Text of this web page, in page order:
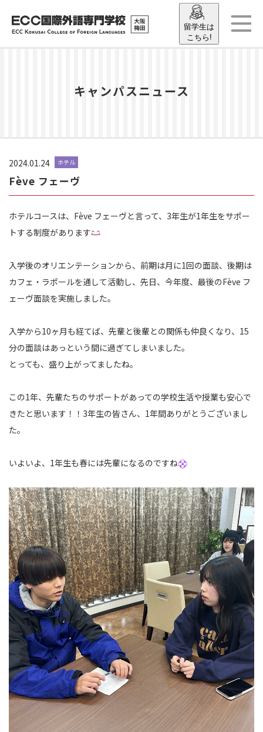
留学生は
こちら!
キャンパスニュース
2024.01.24 ホテル
Fève フェーヴ
ホテルコースは、Fève フェーヴと言って、3年生が1年生をサポー
トする制度があります
入学後のオリエンテーションから、前期は月に1回の面談、後期は
カフェ・ラポールを通して活動し、先日、今年度、最後のFève フ
ェーヴ面談を実施しました。
入学から10ヶ月も経てば、先輩と後輩との関係も仲良くなり、15
分の面談はあっという間に過ぎてしまいました。
とっても、盛り上がってましたね。
この1年、先輩たちのサポートがあっての学校生活や授業も安心で
きたと思います！！3年生の皆さん、1年間ありがとうございまし
た。
いよいよ、1年生も春には先輩になるのですね